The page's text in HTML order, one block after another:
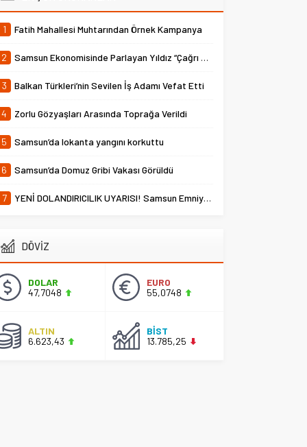
1 Fatih Mahallesi Muhtarından Örnek Kampanya
2 Samsun Ekonomisinde Parlayan Yıldız “Çağrı Temper”
3 Balkan Türkleri’nin Sevilen İş Adamı Vefat Etti
4 Zorlu Gözyaşları Arasında Toprağa Verildi
5 Samsun’da lokanta yangını korkuttu
6 Samsun’da Domuz Gribi Vakası Görüldü
7 YENİ DOLANDIRICILIK UYARISI! Samsun Emniyet Müdürlüğü Uyardı
DÖVİZ
DOLAR
47,7048
EURO
55,0748
ALTIN
6.623,43
BİST
13.785,25